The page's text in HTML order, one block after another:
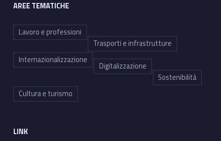
AREE TEMATICHE
Lavoro e professioni
Trasporti e infrastrutture
Internazionalizzazione
Digitalizzazione
Sostenibilità
Cultura e turismo
LINK